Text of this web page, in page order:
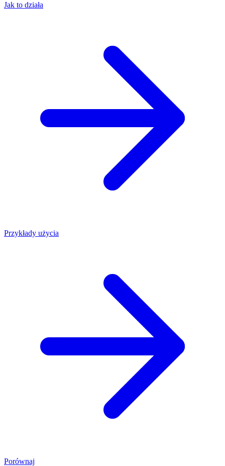
Jak to działa
Przykłady użycia
Porównaj